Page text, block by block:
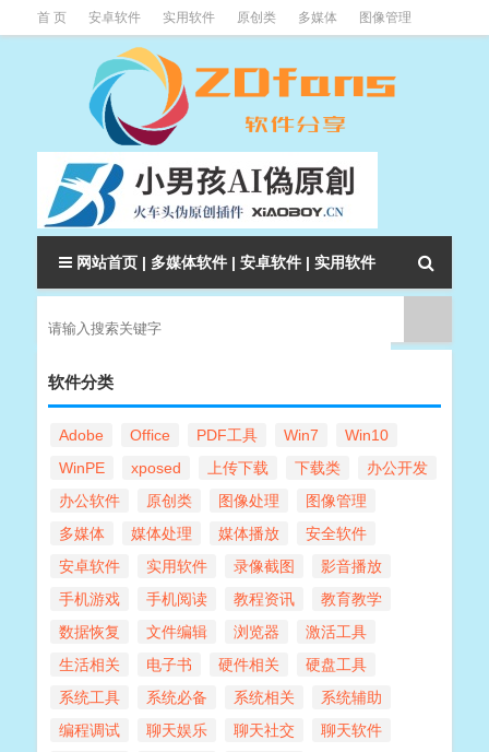
首 页 安卓软件 实用软件 原创类 多媒体 图像管理
下载类
网站首页 | 多媒体软件 | 安卓软件 | 实用软件
软件分类
Adobe Office PDF工具 Win7
Win10
WinPE
xposed 上传下载 下载类
办公开发
办公软件
原创类 图像处理
图像管理
多媒体
媒体处理 媒体播放
安全软件
安卓软件
实用软件 录像截图
影音播放
手机游戏
手机阅读 教程资讯
教育教学
数据恢复
文件编辑 浏览器
激活工具
生活相关
电子书 硬件相关
硬盘工具
系统工具
系统必备 系统相关
系统辅助
编程调试
聊天娱乐 聊天社交
聊天软件